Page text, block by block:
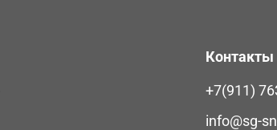
Контакты
+7(911)
info@sg-